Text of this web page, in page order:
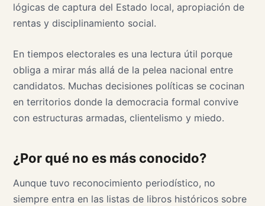
lógicas de captura del Estado local, apropiación de
rentas y disciplinamiento social.
En tiempos electorales es una lectura útil porque
obliga a mirar más allá de la pelea nacional entre
candidatos. Muchas decisiones políticas se cocinan
en territorios donde la democracia formal convive
con estructuras armadas, clientelismo y miedo.
¿Por qué no es más conocido?
Aunque tuvo reconocimiento periodístico, no
siempre entra en las listas de libros históricos sobre